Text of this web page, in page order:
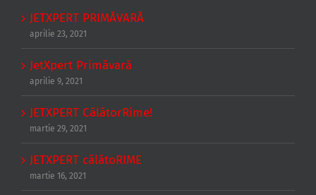
JETXPERT PRIMĂVARĂ
aprilie 23, 2021
JetXpert Primăvară
aprilie 9, 2021
JETXPERT CălătorRime!
martie 29, 2021
JETXPERT călătoRIME
martie 16, 2021